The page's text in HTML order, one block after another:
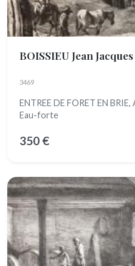
BOISSIEU Jean
3469
ENTREE DE FORET EN
Eau-forte
350 €